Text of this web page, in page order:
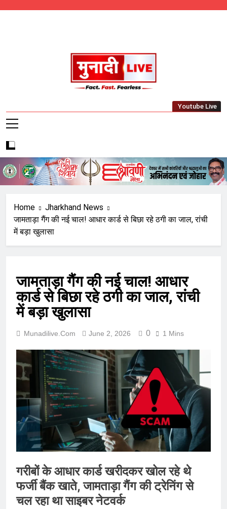
Munadi Live – Jharkhand's Leading Local
Youtube Live
Home
Jharkhand News
जामताड़ा गैंग की नई चाल! आधार कार्ड से बिछा रहे ठगी का जाल, रांची
में बड़ा खुलासा
जामताड़ा गैंग की नई चाल! आधार
कार्ड से बिछा रहे ठगी का जाल, रांची
में बड़ा खुलासा
Munadilive.com June 2, 2026 0 1 Mins
गरीबों के आधार कार्ड खरीदकर खोल रहे थे
फर्जी बैंक खाते, जामताड़ा गैंग की ट्रेनिंग से
चल रहा था साइबर नेटवर्क